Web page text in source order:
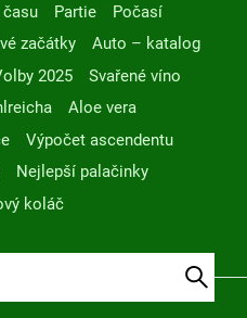
Partie
Počasí
začátky
Auto – katalog
2025
Svařené víno
Aloe vera
Výpočet ascendentu
Nejlepší palačinky
koláč